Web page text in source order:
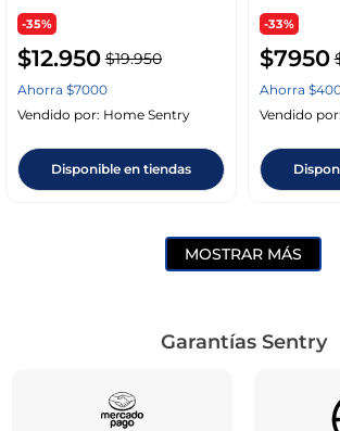
-35%
$12.950 $19.950
Ahorra $7000
Vendido por: Home Sentry
Disponible en tiendas
-33%
$7950
Ahorra $
Vendido por:
MOSTRAR MÁS
Garantías Sentry